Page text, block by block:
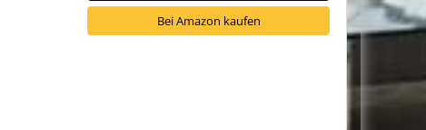
Bei Amazon kaufen